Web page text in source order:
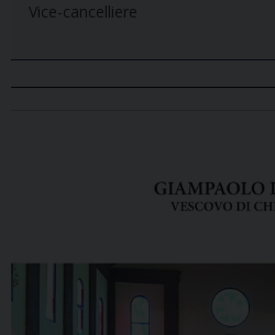
Vice-cancelliere